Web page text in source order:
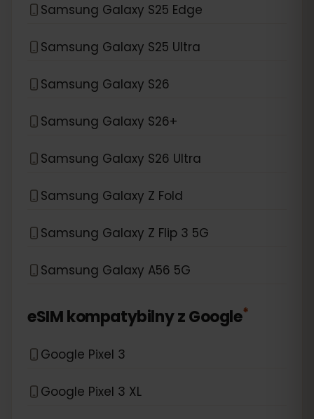
Samsung Galaxy S25 Edge
Samsung Galaxy S25 Ultra
Samsung Galaxy S26
Samsung Galaxy S26+
Samsung Galaxy S26 Ultra
Samsung Galaxy Z Fold
Samsung Galaxy Z Flip 3 5G
Samsung Galaxy A56 5G
eSIM kompatybilny zGoogle*
Google Pixel 3
Google Pixel 3 XL